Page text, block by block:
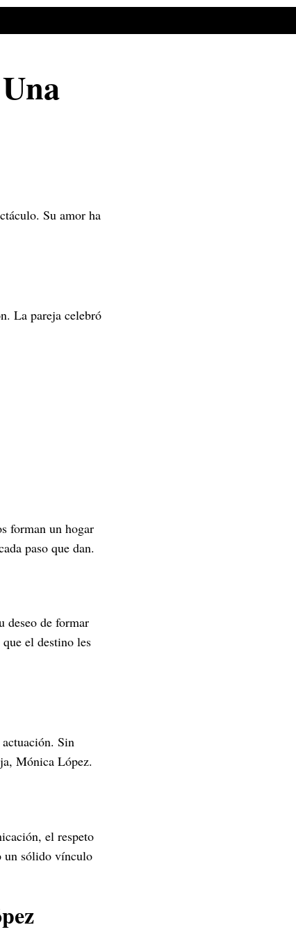
Su amor ha
La pareja celebró
forman un hogar
paso que dan.
deseo de formar
el destino les
Sin
Mónica López.
el respeto
un sólido vínculo